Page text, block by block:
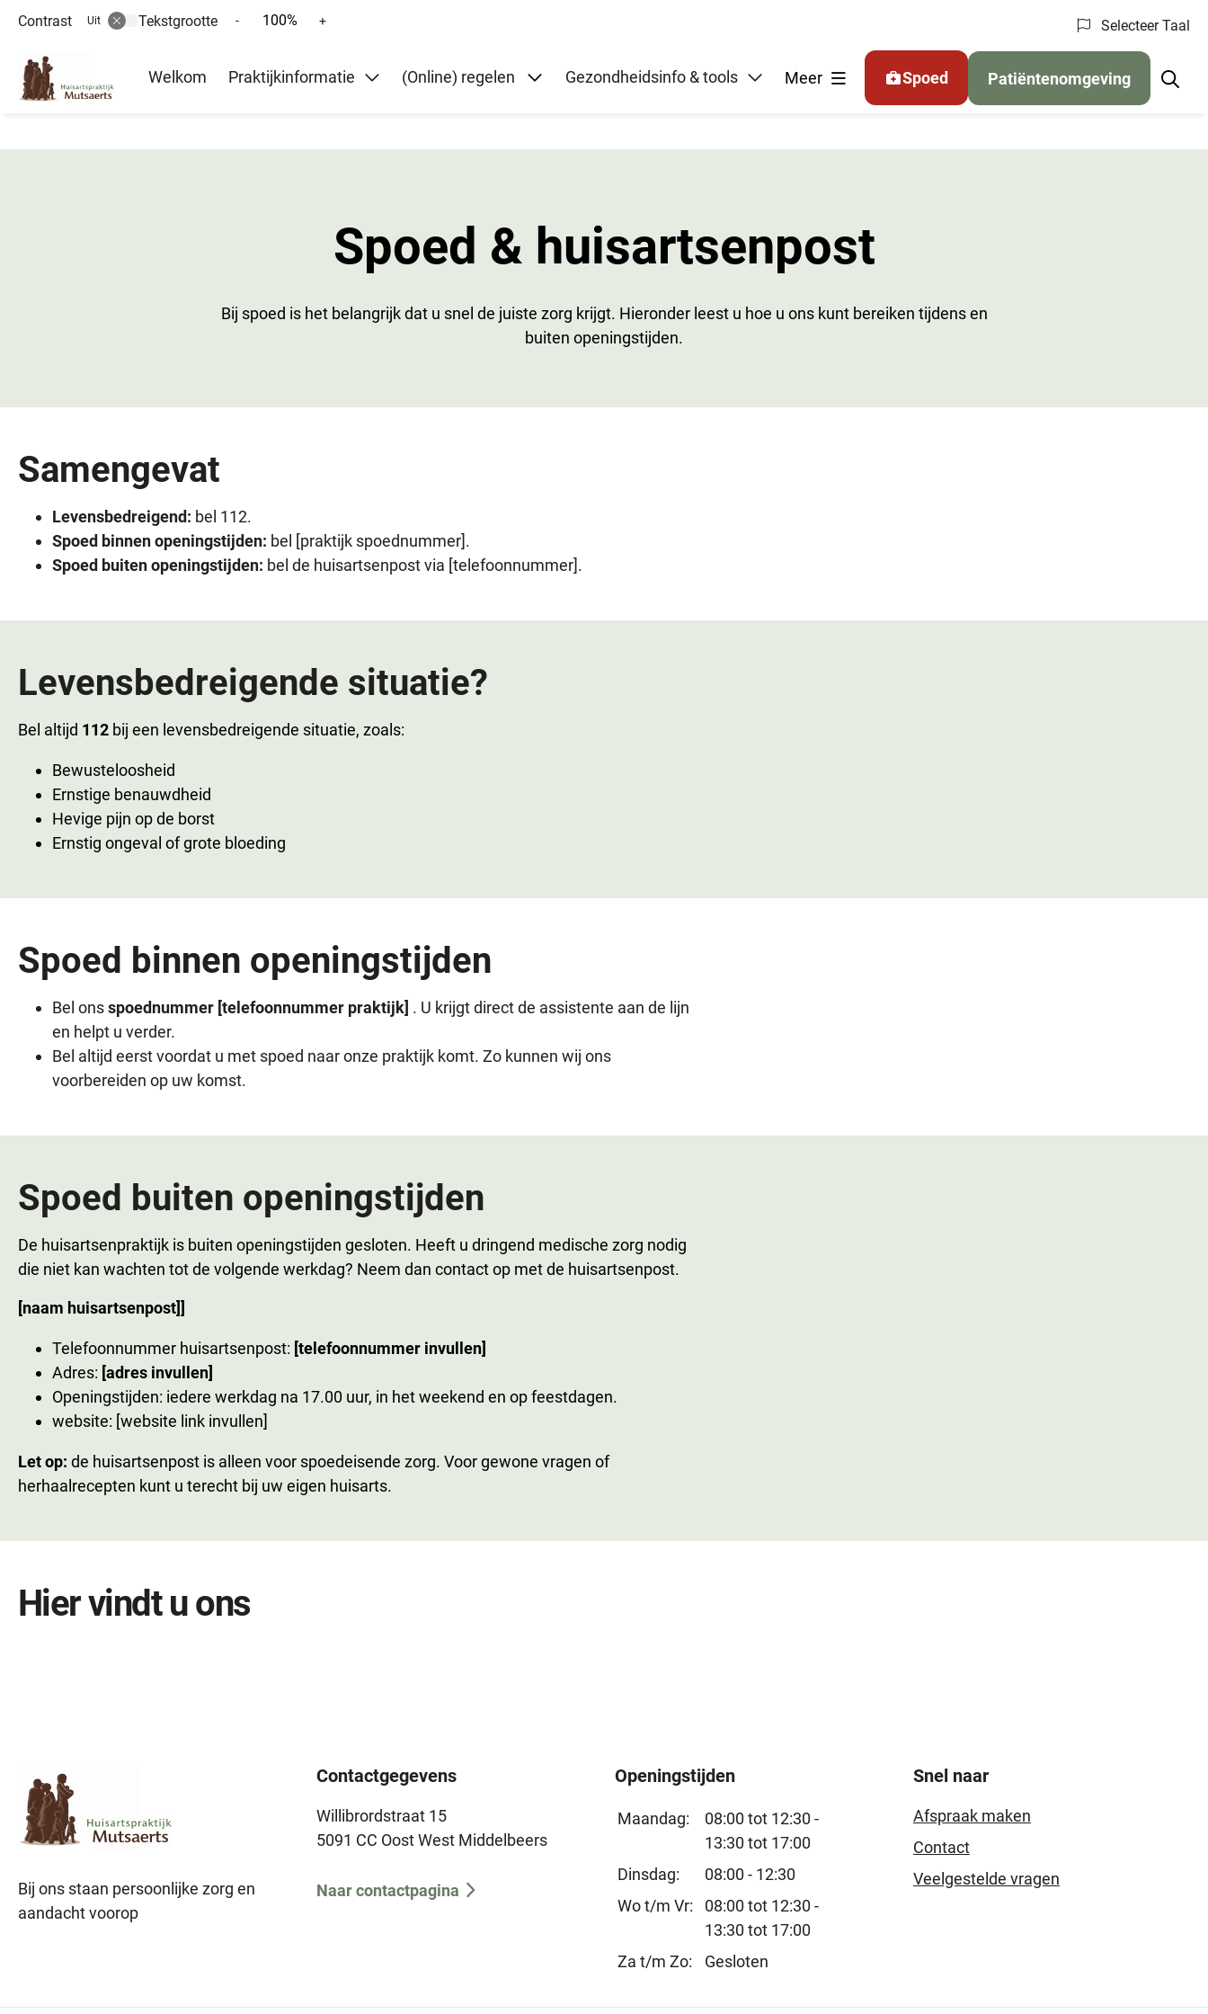
Contrast Uit Tekstgrootte
Tekst
10%
- 100%
Tekst
10%
+ Selecteer Taal
Hoofd
Welkom Praktijkinformatie (Online) regelen Submenu: (Online) regelen
Gezondheidsinfo & tools Meer Spoed Patiëntenomgeving
Spoed & huisartsenpost
Bij spoed is het belangrijk dat u snel de juiste zorg krijgt. Hieronder leest u hoe u ons kunt bereiken tijdens en
buiten openingstijden.
Samengevat
Levensbedreigend: bel 112.
Spoed binnen openingstijden: bel [praktijk spoednummer].
Spoed buiten openingstijden: bel de huisartsenpost via [telefoonnummer].
Levensbedreigende situatie?
Bel altijd 112 bij een levensbedreigende situatie, zoals:
Bewusteloosheid
Ernstige benauwdheid
Hevige pijn op de borst
Ernstig ongeval of grote bloeding
Spoed binnen openingstijden
Bel onsspoednummer [telefoonnummer praktijk] . U krijgt direct de assistente aan de lijn
en helpt u verder.
Bel altijd eerst voordat u met spoed naar onze praktijk komt. Zo kunnen wij ons
voorbereiden op uw komst.
Spoed buiten openingstijden
De huisartsenpraktijk is buiten openingstijden gesloten. Heeft u dringend medische zorg nodig
die niet kan wachten tot de volgende werkdag? Neem dan contact op met de huisartsenpost.
[naam huisartsenpost]]
Telefoonnummer huisartsenpost: [telefoonnummer invullen]
Adres: [adres invullen]
Openingstijden: iedere werkdag na 17.00 uur, in het weekend en op feestdagen.
website: [website link invullen]
Let op: de huisartsenpost is alleen voor spoedeisende zorg. Voor gewone vragen of
herhaalrecepten kunt u terecht bij uw eigen huisarts.
Hier vindt u ons
Bij ons staan persoonlijke zorg en
aandacht voorop
Contactgegevens
Willibrordstraat 15
5091 CC Oost West Middelbeers
Naar contactpagina
Openingstijden
Maandag:
08:00 tot 12:30 -
13:30 tot 17:00
Dinsdag:
08:00 - 12:30
Wo t/m Vr:
08:00 tot 12:30 -
13:30 tot 17:00
Za t/m Zo:
Gesloten
Snel naar
Afspraak maken
Contact
Veelgestelde vragen